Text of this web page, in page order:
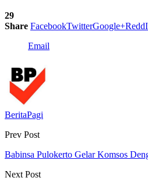
29
Share FacebookTwitterGoogle+
Email
BeritaPagi
Prev Post
Babinsa Pulokerto Gelar Komsos
Next Post